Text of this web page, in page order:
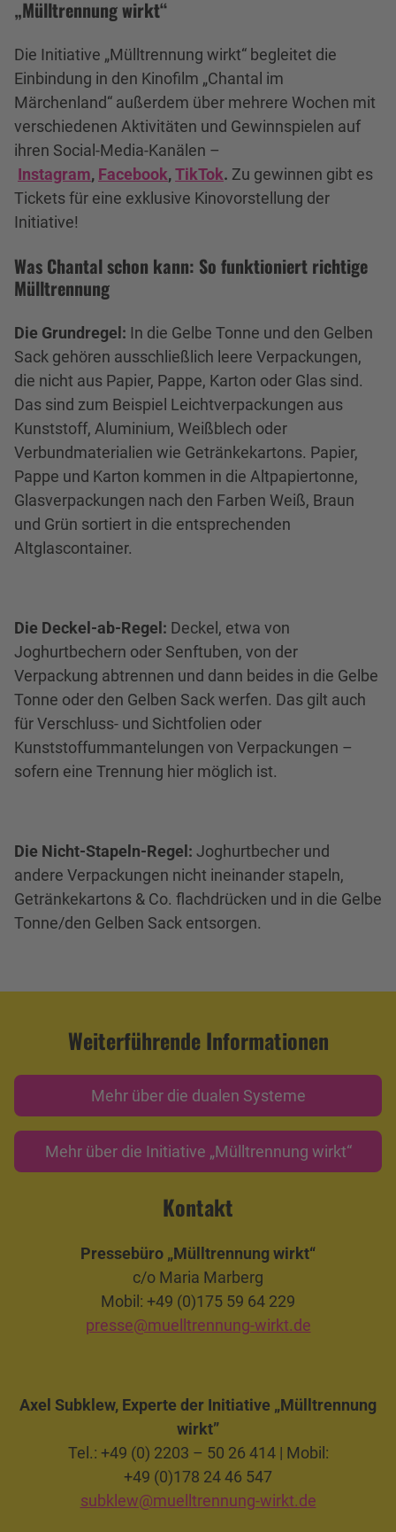
„Mülltrennung wirkt“
Die Initiative „Mülltrennung wirkt“ begleitet die
Einbindung in den Kinofilm „Chantal im
Märchenland“ außerdem über mehrere Wochen mit
verschiedenen Aktivitäten und Gewinnspielen auf
ihren Social-Media-Kanälen –
Instagram, Facebook,TikTok. Zu gewinnen gibt es
Tickets für eine exklusive Kinovorstellung der
Initiative!
Was Chantal schon kann: So funktioniert richtige
Mülltrennung
Die Grundregel: In die Gelbe Tonne und den Gelben
Sack gehören ausschließlich leere Verpackungen,
die nicht aus Papier, Pappe, Karton oder Glas sind.
Das sind zum Beispiel Leichtverpackungen aus
Kunststoff, Aluminium, Weißblech oder
Verbundmaterialien wie Getränkekartons. Papier,
Pappe und Karton kommen in die Altpapiertonne,
Glasverpackungen nach den Farben Weiß, Braun
und Grün sortiert in die entsprechenden
Altglascontainer.
Die Deckel-ab-Regel: Deckel, etwa von
Joghurtbechern oder Senftuben, von der
Verpackung abtrennen und dann beides in die Gelbe
Tonne oder den Gelben Sack werfen. Das gilt auch
für Verschluss- und Sichtfolien oder
Kunststoffummantelungen von Verpackungen –
sofern eine Trennung hier möglich ist.
Die Nicht-Stapeln-Regel: Joghurtbecher und
andere Verpackungen nicht ineinander stapeln,
Getränkekartons & Co. flachdrücken und in die Gelbe
Tonne/den Gelben Sack entsorgen.
Weiterführende Informationen
Mehr über die dualen Systeme
Mehr über die Initiative „Mülltrennung wirkt“
Kontakt
Pressebüro „Mülltrennung wirkt“
c/o Maria Marberg
Mobil: +49 (0)175 59 64 229
presse@muelltrennung-wirkt.de
Axel Subklew, Experte der Initiative „Mülltrennung
wirkt”
Tel.: +49 (0) 2203 – 50 26 414 | Mobil:
+49 (0)178 24 46 547
subklew@muelltrennung-wirkt.de